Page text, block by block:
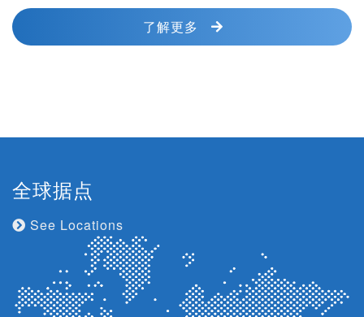
了解更多
全球据点
See Locations